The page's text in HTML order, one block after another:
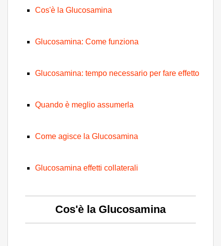
Cos'è la Glucosamina
Glucosamina: Come funziona
Glucosamina: tempo necessario per fare effetto
Quando è meglio assumerla
Come agisce la Glucosamina
Glucosamina effetti collaterali
Cos'è la Glucosamina